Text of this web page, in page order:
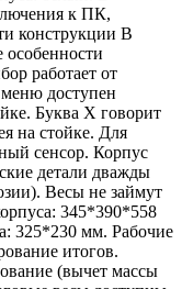
к ПК,
конструкции В
работает от
меню доступен
Буква Х говорит
на стойке. Для
сенсор. Корпус
детали дважды
Весы не займут
345*390*558
325*230 мм. Рабочие
итогов.
(вычет массы